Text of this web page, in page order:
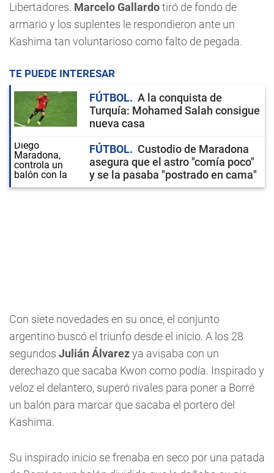
Libertadores. Marcelo Gallardotiró de fondo de
armario y los suplentes le respondieron ante un
Kashima tan voluntarioso como falto de pegada.
TE PUEDE INTERESAR
FÚTBOL
A la conquista de
Turquía: Mohamed Salah consigue
nueva casa
FÚTBOL
Custodio de Maradona
asegura que el astro "comía poco"
y se la pasaba "postrado en cama"
Con siete novedades en su once, el conjunto
argentino buscó el triunfo desde el inicio. A los 28
segundos Julián Álvarezya avisaba con un
derechazo que sacaba Kwon como podía. Inspirado y
veloz el delantero, superó rivales para poner a Borré
un balón para marcar que sacaba el portero del
Kashima.
Su inspirado inicio se frenaba en seco por una patada